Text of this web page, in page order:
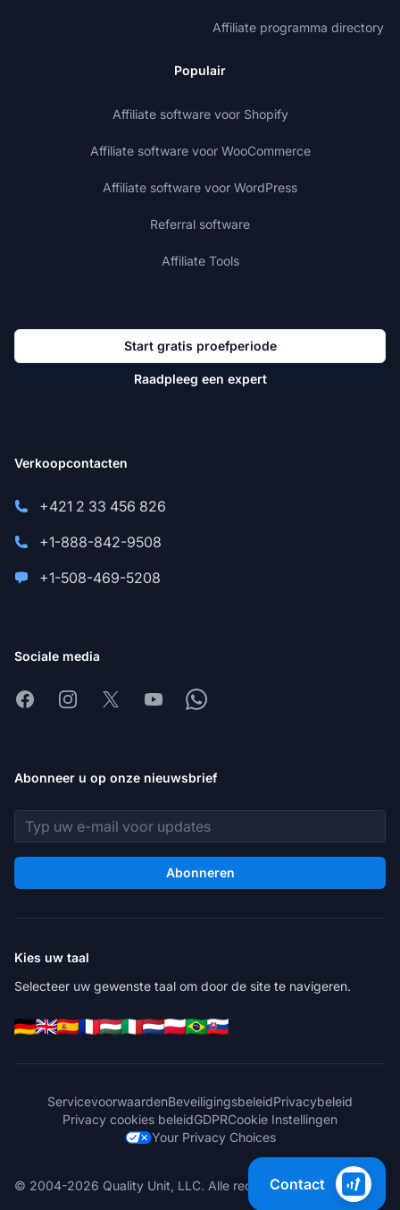
Affiliate programma directory
Populair
Affiliate software voor Shopify
Affiliate software voor WooCommerce
Affiliate software voor WordPress
Referral software
Affiliate Tools
Start gratis proefperiode
Raadpleeg een expert
Verkoopcontacten
+421 2 33 456 826
+1-888-842-9508
+1-508-469-5208
Sociale media
FacebookInstagram
X YoutubeWhatsapp
Abonneer u op onze nieuwsbrief
E-mailadres
Abonneren
Kies uw taal
Selecteer uw gewenste taal om door de site te navigeren.
ServicevoorwaardenBeveiligingsbeleidPrivacybeleid
Privacy cookies beleidGDPRCookie Instellingen
Your Privacy Choices
© 2004-2026 Quality Unit, LLC. Alle rechten voorbehouden.
Contact